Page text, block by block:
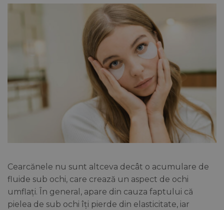
Cearcănele nu sunt altceva decât o acumulare de
fluide sub ochi, care crează un aspect de ochi
umflați. În general, apare din cauza faptului că
pielea de sub ochi îți pierde din elasticitate, iar